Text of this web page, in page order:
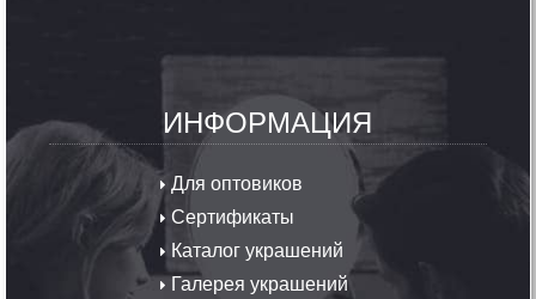
ИНФОРМАЦИЯ
Для оптовиков
Сертификаты
Каталог украшений
Галерея украшений